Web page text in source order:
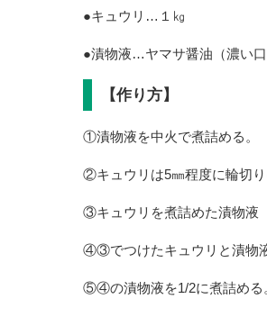
●キュウリ…１㎏
●漬物液…ヤマサ醤油（濃い
【作り方】
①漬物液を中火で煮詰める。
②キュウリは5㎜程度に輪切り
③キュウリを煮詰めた漬物液
④③でつけたキュウリと漬物
⑤④の漬物液を1/2に煮詰める